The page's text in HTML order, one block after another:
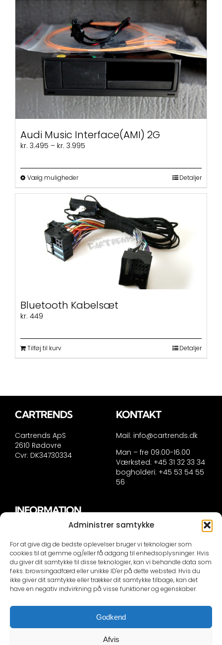
Administrer samtykke
For at give dig de bedste oplevelser bruger vi teknologier som
cookies til at gemme og/eller få adgang til enhedsoplysninger. Hvis
du giver dit samtykke til disse teknologier, kan vi behandle data som
f.eks. browsingadfærd eller unikke ID'er på dette websted. Hvis du
ikke giver dit samtykke eller trækker dit samtykke tilbage, kan det
have en negativ indvirkning på visse funktioner og egenskaber.
Godkend
Afvis
Audi Music Interface(AMI) 2G
kr. 3.495 – kr. 3.995
Vælg mulighederDette
vare
har
flere
varianter.
Mulighederne
kan
vælges
på
Detaljer
Bluetooth Kabelsæt
kr. 449
Tilføj til kurv Detaljer
CARTRENDS
Cartrends ApS
2610 Rødovre
Cvr: DK34730334
KONTAKT
Mail: info@cartrends.dk
Man – fre 09.00-16.00
Værksted: +45 31 32 33 34
bogholderi: +45 53 54 55
56
INFORMATION
Persondatapolitik
Cookie politik
KONTAKTINFORMATION
mailen besvare vi IKKE din mail!
Der bliver sendt en automail ved kontakt om at vi skal